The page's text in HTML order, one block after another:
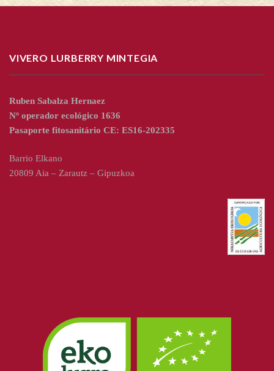
VIVERO LURBERRY MINTEGIA
Ruben Sabalza Hernaez
Nº operador ecológico 1636
Pasaporte fitosanitário CE: ES16-202335
Barrio Elkano
20809 Aia – Zarautz – Gipuzkoa